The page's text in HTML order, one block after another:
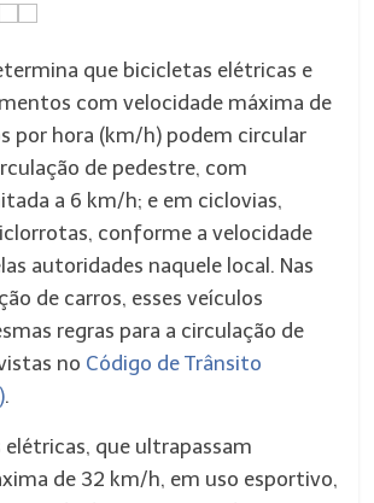
que bicicletas elétricas e
com velocidade máxima de
por hora (km/h) podem circular
de pedestre, com
a 6 km/h; e em ciclovias,
conforme a velocidade
autoridades naquele local. Nas
de carros, esses veículos
regras para a circulação de
no Código de Trânsito
.
elétricas, que ultrapassam
de 32 km/h, em uso esportivo,